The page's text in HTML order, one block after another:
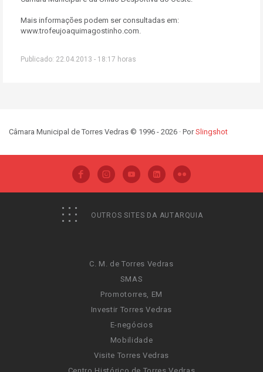
Mais informações podem ser consultadas em:
www.trofeujoaquimagostinho.com.
Publicado: 22.04.2013 - 18:17 horas
Câmara Municipal de Torres Vedras © 1996 - 2026 · PorSlingshot
OUTROS SITES DA AUTARQUIA
C. M. de Torres Vedras
SMAS
Promotorres, EM
Investir Torres Vedras
E-negócios
Mobilidade
Visite Torres Vedras